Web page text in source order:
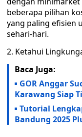
beberapa pilihan
yang paling efisien
sehari-hari.
2. Ketahui
Baca Juga:
GOR Anggar
Karawang Siap
Tutorial
Bandung 2025